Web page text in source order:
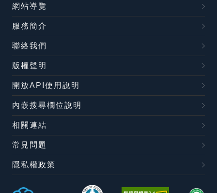
網站導覽
服務簡介
聯絡我們
版權聲明
開放API使用說明
內嵌搜尋欄位說明
相關連結
常見問題
隱私權政策